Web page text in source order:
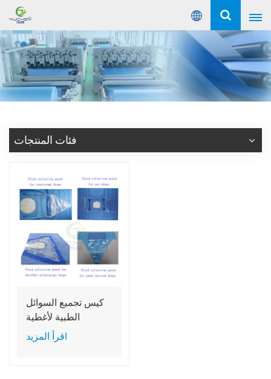
عربي
English
Русский
Español
فئات المنتجات
كيس تجميع السوائل
الطبية لأغطية
العمليات الجراحية
المختلفة
اقرأ المزيد